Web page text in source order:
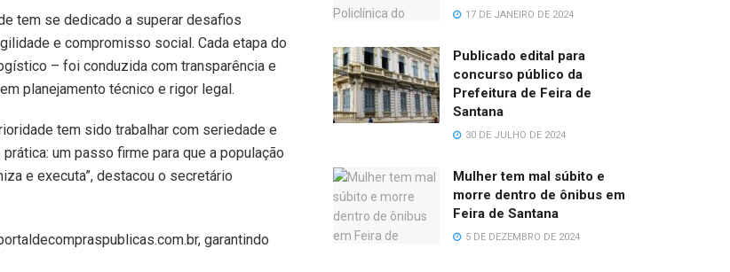
tem se dedicado a superar desafios
e compromisso social. Cada etapa do
– foi conduzida com transparência e
planejamento técnico e rigor legal.
tem sido trabalhar com seriedade e
um passo firme para que a população
e executa”, destacou o secretário
garantindo
17 DE JANEIRO DE 2024
Publicado edital para
concurso público da
Prefeitura de Feira de
Santana
30 DE JULHO DE 2024
Mulher tem mal súbito e
morre dentro de ônibus em
Feira de Santana
5 DE DEZEMBRO DE 2024